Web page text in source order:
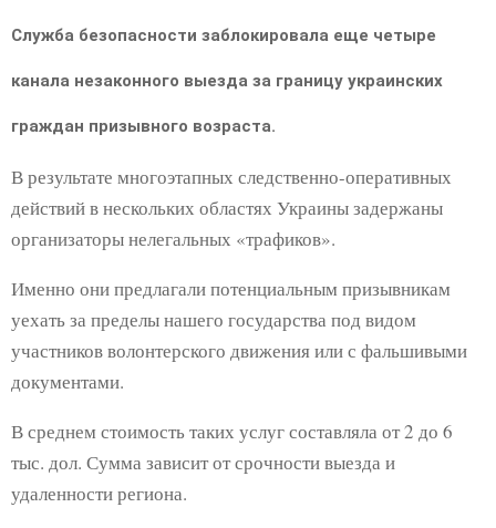
Служба безопасности заблокировала еще четыре
канала незаконного выезда за границу украинских
граждан призывного возраста.
В результате многоэтапных следственно-оперативных
действий в нескольких областях Украины задержаны
организаторы нелегальных «трафиков».
Именно они предлагали потенциальным призывникам
уехать за пределы нашего государства под видом
участников волонтерского движения или с фальшивыми
документами.
В среднем стоимость таких услуг составляла от 2 до 6
тыс. дол. Сумма зависит от срочности выезда и
удаленности региона.